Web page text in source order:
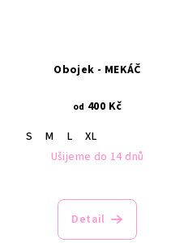
Obojek - MEKÁČ
od 400 Kč
S
M L
XL
Ušijeme do 14 dnů
Detail